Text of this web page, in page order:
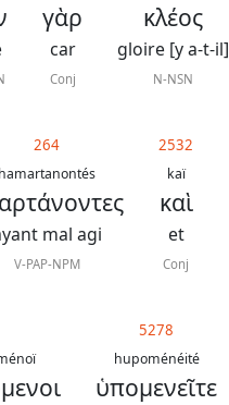
γὰρ
car
Conj
κλέος
gloire [y a-t-il]
N-NSN
264
hamartanontés
mal agi
V-PAP-NPM
2532
kaï
καὶ
et
Conj
5278
hupoménéité
ὑπομενεῖτε